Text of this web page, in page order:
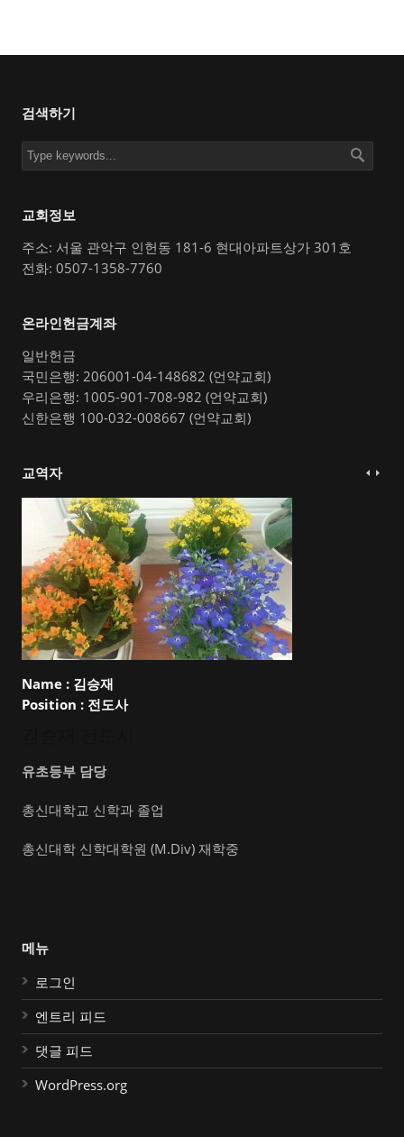
검색하기
교회정보
주소: 서울 관악구 인헌동 181-6 현대아파트상가 301호
전화: 0507-1358-7760
온라인헌금계좌
일반헌금
국민은행: 206001-04-148682 (언약교회)
우리은행: 1005-901-708-982 (언약교회)
신한은행 100-032-008667 (언약교회)
교역자
Name : 김승재
Position : 전도사
유초등부 담당
총신대학교 신학과 졸업
총신대학 신학대학원 (M.Div) 재학중
메뉴
로그인
엔트리 피드
댓글 피드
WordPress.org